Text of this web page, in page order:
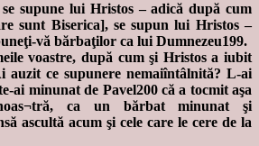
supune lui Hristos – adică după cum
sunt Biserica], se supun lui Hristos –
vă bărbaţilor ca lui Dumnezeu199.
voastre, după cum şi Hristos a iubit
auzit ce supunere nemaiîntâlnită? L-ai
ai minunat de Pavel200 că a tocmit aşa
ca un bărbat minunat şi
ascultă acum şi cele care le cere de la